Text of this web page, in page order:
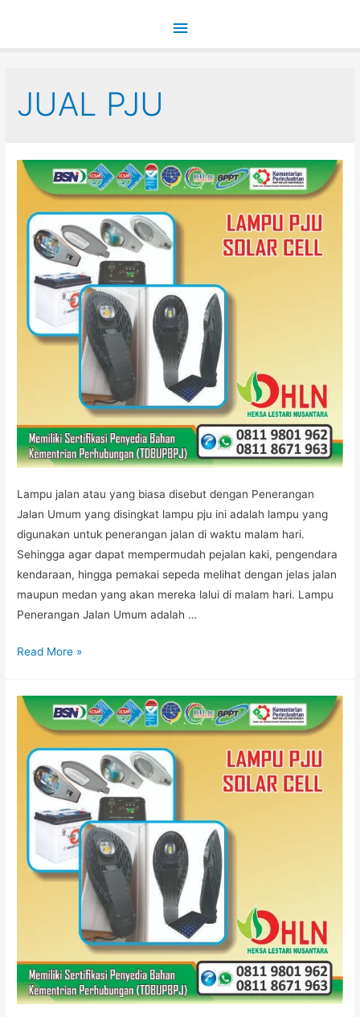
Main
JUAL PJU
Lampu jalan atau yang biasa disebut dengan Penerangan
Jalan Umum yang disingkat lampu pju ini adalah lampu yang
digunakan untuk penerangan jalan di waktu malam hari.
Sehingga agar dapat mempermudah pejalan kaki, pengendara
kendaraan, hingga pemakai sepeda melihat dengan jelas jalan
maupun medan yang akan mereka lalui di malam hari. Lampu
Penerangan Jalan Umum adalah …
LAMPU
TOL
Read More »